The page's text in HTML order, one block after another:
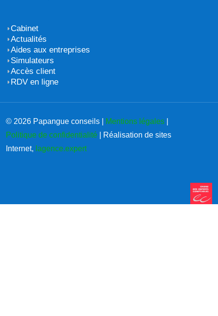
Cabinet
Actualités
Aides aux entreprises
Simulateurs
Accès client
RDV en ligne
© 2026 Papangue conseils | Mentions légales
Politique de confidentialité | Réalisation de sites
Internet, lagence.expert